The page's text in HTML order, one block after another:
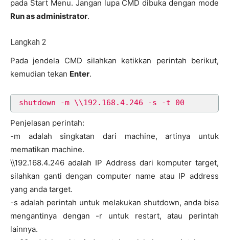
pada Start Menu. Jangan lupa CMD dibuka dengan mode
Run as administrator.
Langkah 2
Pada jendela CMD silahkan ketikkan perintah berikut,
kemudian tekan Enter.
shutdown -m \\192.168.4.246 -s -t 00
Penjelasan perintah:
-m adalah singkatan dari machine, artinya untuk
mematikan machine.
\\192.168.4.246 adalah IP Address dari komputer target,
silahkan ganti dengan computer name atau IP address
yang anda target.
-s adalah perintah untuk melakukan shutdown, anda bisa
mengantinya dengan -r untuk restart, atau perintah
lainnya.